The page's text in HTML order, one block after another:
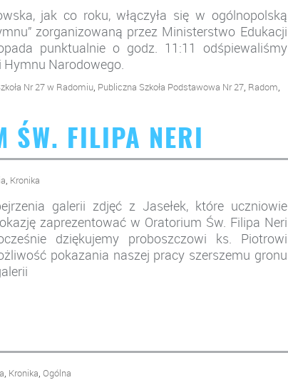
jak co roku, włączyła się w ogólnopolską
zorganizowaną przez Ministerstwo Edukacji
punktualnie o godz. 11:11 odśpiewaliśmy
Narodowego.
Nr 27 w Radomiu Publiczna Szkoła Podstawowa Nr 27 Radom
ŚW. FILIPA NERI
Kronika
galerii zdjęć z Jasełek, które uczniowie
zaprezentować w Oratorium Św. Filipa Neri
dziękujemy proboszczowi ks. Piotrowi
pokazania naszej pracy szerszemu gronu
Kronika Ogólna